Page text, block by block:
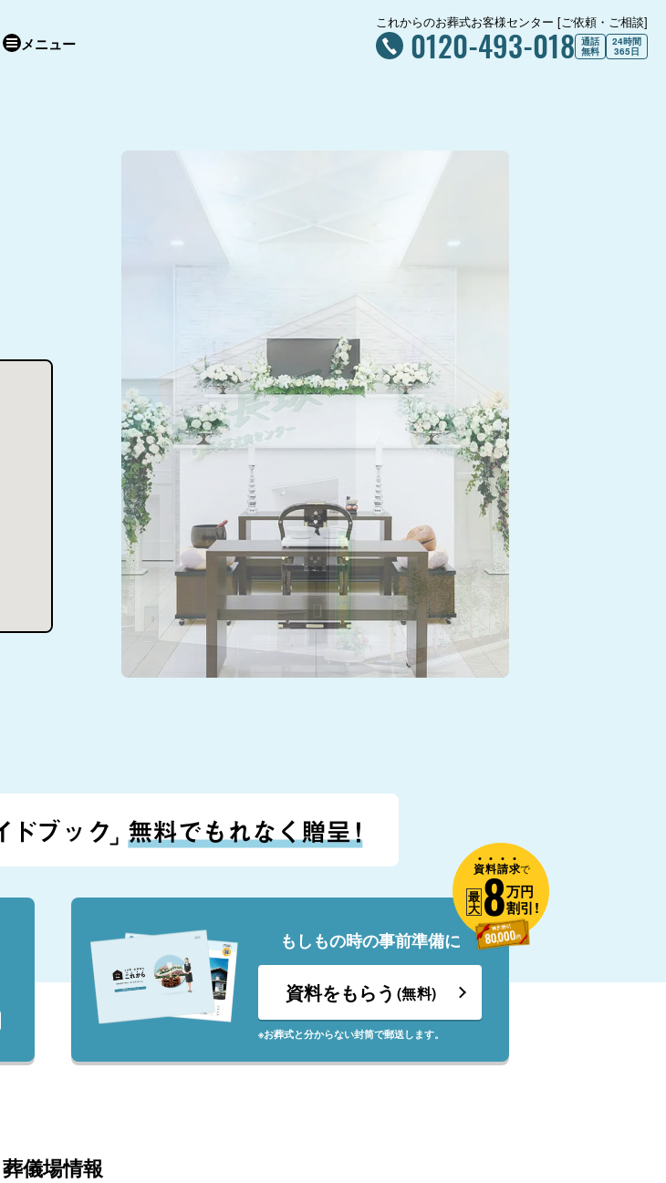
メニュー
これからのお葬式お客様センター [ご依頼・ご相談]
0120-493-018 通話
無料
24時間
365日
もしもの時の事前準備に
資料をもらう (無料)
※お葬式と分からない封筒で郵送します。
資料請求で
最
大8万円
割引!
葬儀場情報